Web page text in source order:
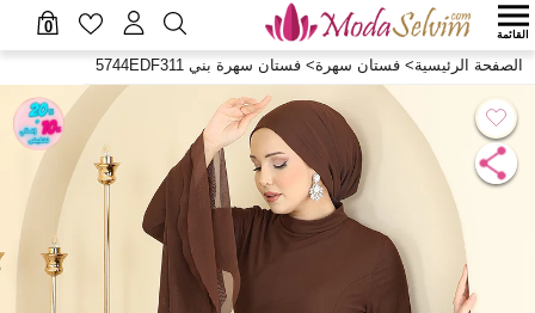
0 القائمة
الصفحة الرئيسية> فستان سهرة> فستان سهرة بني 5744EDF311